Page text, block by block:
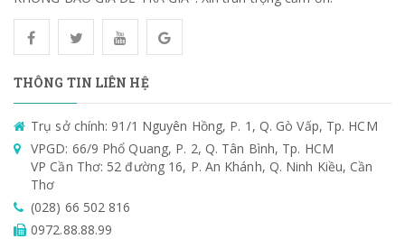
THÔNG TIN LIÊN HỆ
Trụ sở chính: 91/1 Nguyên Hồng, P. 1, Q. Gò Vấp, Tp. HCM
VPGD: 66/9 Phổ Quang, P. 2, Q. Tân Bình, Tp. HCM
VP Cần Thơ: 52 đường 16, P. An Khánh, Q. Ninh Kiều, Cần
Thơ
(028) 66 502 816
0972.88.88.99